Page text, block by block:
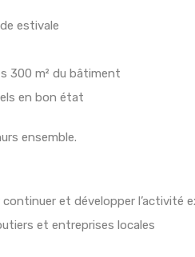
estivale
300 m² du bâtiment
en bon état
ensemble.
et développer l’activité
et entreprises locales